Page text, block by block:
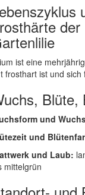
der
ist eine
frosthart ist und
Blüte,
und
und
und Laub:
mittelgrün